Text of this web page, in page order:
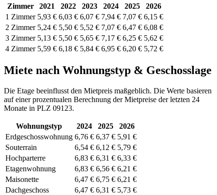
Zimmer 2021 2022 2023 2024 2025
2026
1 Zimmer 5,93 € 6,03 € 6,07 € 7,94 € 7,07 € 6,15 €
2 Zimmer 5,24 € 5,50 € 5,52 € 7,07 € 6,47 € 6,08 €
3 Zimmer 5,13 € 5,50 € 5,65 € 7,17 € 6,25 € 5,62 €
4 Zimmer 5,59 € 6,18 € 5,84 € 6,95 € 6,20 € 5,72 €
Miete nach Wohnungstyp & Geschosslage
Die Etage beeinflusst den Mietpreis maßgeblich. Die Werte basieren
auf einer prozentualen Berechnung der Mietpreise der letzten 24
Monate in PLZ 09123.
Wohnungstyp 2024 2025
2026
Erdgeschosswohnung 6,76 € 6,37 € 5,91 €
Souterrain
6,54 € 6,12 € 5,79 €
Hochparterre
6,83 € 6,31 € 6,33 €
Etagenwohnung
6,83 € 6,56 € 6,21 €
Maisonette
6,47 € 6,75 € 6,21 €
Dachgeschoss
6,47 € 6,31 € 5,73 €